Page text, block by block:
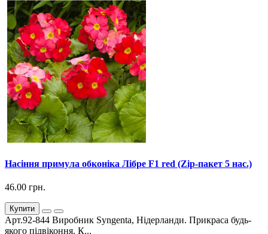
Насіння примула обконіка Лібре F1 red (Zip-пакет 5 нас.)
46.00 грн.
Купити
Арт.92-844 Виробник Syngenta, Нідерланди. Прикраса будь-
якого підвіконня. К...